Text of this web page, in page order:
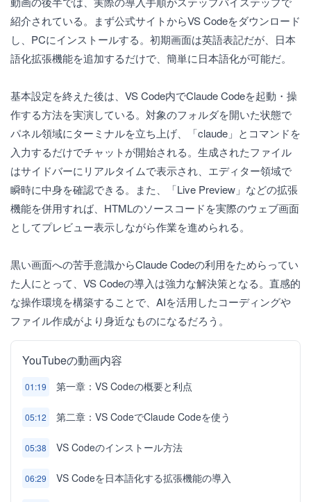
紹介されている。まず公式サイトからVS Codeをダウンロード
し、PCにインストールする。初期画面は英語表記だが、日本
語化拡張機能を追加するだけで、簡単に日本語化が可能だ。
基本設定を終えた後は、VS Code内でClaude Codeを起動・操
作する方法を実演している。対象のフォルダを開いた状態で
パネル領域にターミナルを立ち上げ、「claude」とコマンドを
入力するだけでチャットが開始される。生成されたファイル
はサイドバーにリアルタイムで表示され、エディター領域で
瞬時に中身を確認できる。また、「Live Preview」などの拡張
機能を併用すれば、HTMLのソースコードを実際のウェブ画面
としてプレビュー表示しながら作業を進められる。
黒い画面への苦手意識からClaude Codeの利用をためらってい
た人にとって、VS Codeの導入は強力な解決策となる。直感的
な操作環境を構築することで、AIを活用したコーディングや
ファイル作成がより身近なものになるだろう。
YouTubeの動画内容
01:19 第一章：VS Codeの概要と利点
05:12 第二章：VS CodeでClaude Codeを使う
05:38 VS Codeのインストール方法
06:29 VS Codeを日本語化する拡張機能の導入